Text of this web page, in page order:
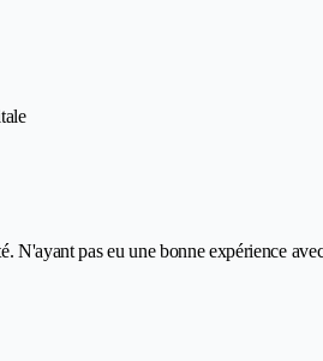
N'ayant pas eu une bonne expérience